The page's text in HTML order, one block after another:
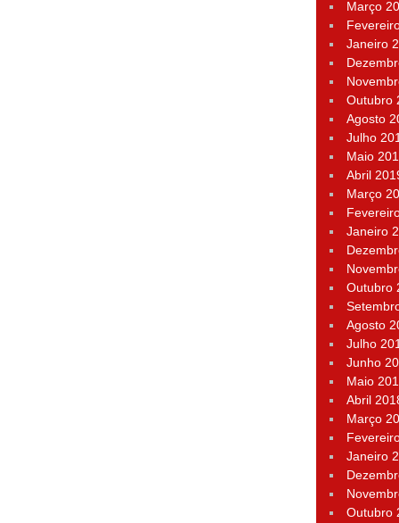
Março
Janeiro
Outubro
Agosto
Julho
Maio
Abril
Março
Janeiro
Outubro
Agosto
Julho
Junho
Maio
Abril
Março
Janeiro
Outubro